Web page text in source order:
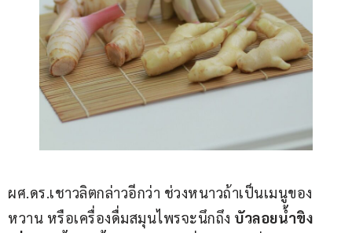
ผศ.ดร.เชาวลิตกล่าวอีกว่า ช่วงหนาวถ้าเป็นเมนูของ
หวาน หรือเครื่องดื่มสมุนไพรจะนึกถึง บัวลอยน้ำขิง